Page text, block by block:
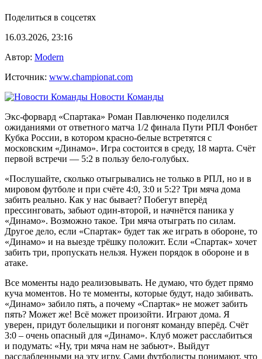
Поделиться в соцсетях
16.03.2026, 23:16
Автор: Modern
Источник: www.championat.com
Новости Команды
Экс-форвард «Спартака» Роман Павлюченко поделился
ожиданиями от ответного матча 1/2 финала Пути РПЛ Фонбет
Кубка России, в котором красно-белые встретятся с
московским «Динамо». Игра состоится в среду, 18 марта. Счёт
первой встречи — 5:2 в пользу бело-голубых.
«Послушайте, сколько отыгрывались не только в РПЛ, но и в
мировом футболе и при счёте 4:0, 3:0 и 5:2? Три мяча дома
забить реально. Как у нас бывает? Побегут вперёд
прессинговать, забьют один-второй, и начнётся паника у
«Динамо». Возможно такое. Три мяча отыграть по силам.
Другое дело, если «Спартак» будет так же играть в обороне, то
«Динамо» и на выезде трёшку положит. Если «Спартак» хочет
забить три, пропускать нельзя. Нужен порядок в обороне и в
атаке.
Все моменты надо реализовывать. Не думаю, что будет прямо
куча моментов. Но те моменты, которые будут, надо забивать.
«Динамо» забило пять, а почему «Спартак» не может забить
пять? Может же! Всё может произойти. Играют дома. Я
уверен, придут болельщики и погонят команду вперёд. Счёт
3:0 – очень опасный для «Динамо». Клуб может расслабиться
и подумать: «Ну, три мяча нам не забьют». Выйдут
расслабленными на эту игру. Сами футболисты понимают, что